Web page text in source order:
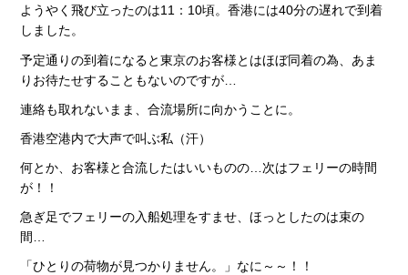
ようやく飛び立ったのは11：10頃。香港には40分の遅れで到着
しました。
予定通りの到着になると東京のお客様とはほぼ同着の為、あま
りお待たせすることもないのですが…
連絡も取れないまま、合流場所に向かうことに。
香港空港内で大声で叫ぶ私（汗）
何とか、お客様と合流したはいいものの…次はフェリーの時間
が！！
急ぎ足でフェリーの入船処理をすませ、ほっとしたのは束の
間…
「ひとりの荷物が見つかりません。」なに～～！！